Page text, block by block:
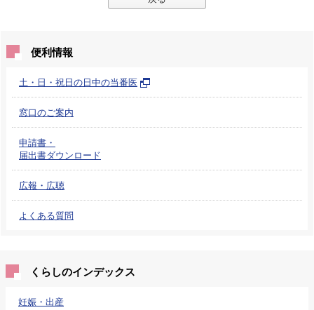
便利情報
土・日・祝日の日中の当番医
窓口のご案内
申請書・
届出書ダウンロード
広報・広聴
よくある質問
くらしのインデックス
妊娠・出産